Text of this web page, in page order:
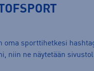
oma sporttihetkesi
niin ne näytetään